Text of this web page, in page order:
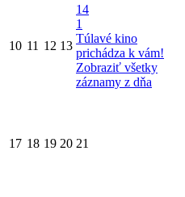
10 11 12 13
14
1
Túlavé kino
prichádza k vám!
Zobraziť všetky
záznamy z dňa
17 18 19 20 21